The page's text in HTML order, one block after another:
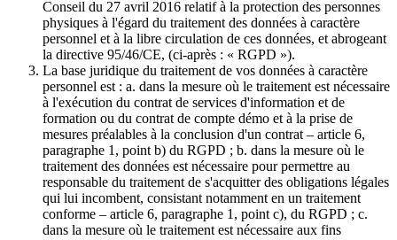
Conseil du 27 avril 2016 relatif à la protection des personnes
physiques à l'égard du traitement des données à caractère
personnel et à la libre circulation de ces données, et abrogeant
la directive 95/46/CE, (ci-après : « RGPD »).
La base juridique du traitement de vos données à caractère
personnel est : a. dans la mesure où le traitement est nécessaire
à l'exécution du contrat de services d'information et de
formation ou du contrat de compte démo et à la prise de
mesures préalables à la conclusion d'un contrat – article 6,
paragraphe 1, point b) du RGPD ; b. dans la mesure où le
traitement des données est nécessaire pour permettre au
responsable du traitement de s'acquitter des obligations légales
qui lui incombent, consistant notamment en un traitement
conforme – article 6, paragraphe 1, point c), du RGPD ; c.
dans la mesure où le traitement est nécessaire aux fins